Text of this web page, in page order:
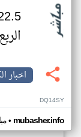
اخبار
DQ14SY
• mubasher.info